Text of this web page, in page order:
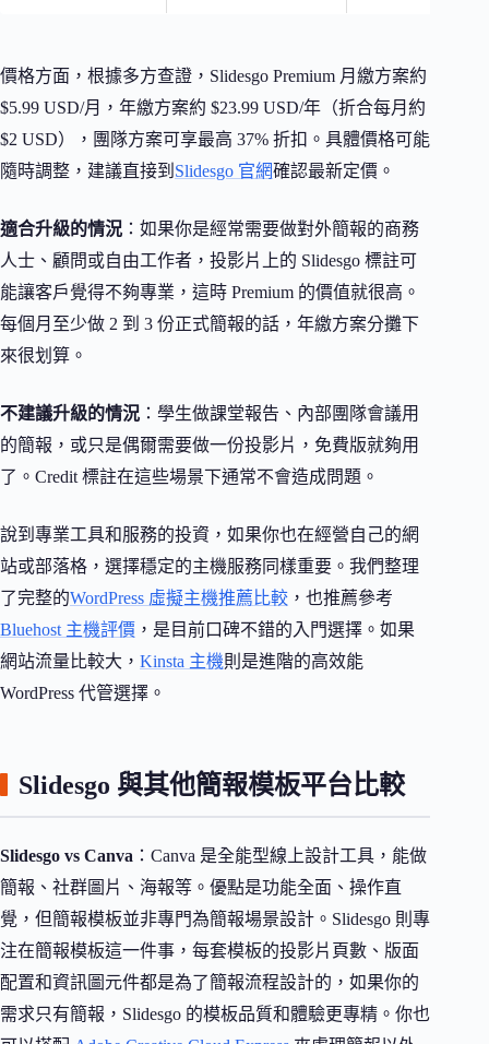
價格方面，根據多方查證，Slidesgo Premium 月繳方案約
$5.99 USD/月，年繳方案約 $23.99 USD/年（折合每月約
$2 USD），團隊方案可享最高 37% 折扣。具體價格可能
隨時調整，建議直接到 Slidesgo 官網確認最新定價。
適合升級的情況 ：如果你是經常需要做對外簡報的商務
人士、顧問或自由工作者，投影片上的 Slidesgo 標註可
能讓客戶覺得不夠專業，這時 Premium 的價值就很高。
每個月至少做 2 到 3 份正式簡報的話，年繳方案分攤下
來很划算。
不建議升級的情況 ：學生做課堂報告、內部團隊會議用
的簡報，或只是偶爾需要做一份投影片，免費版就夠用
了。Credit 標註在這些場景下通常不會造成問題。
說到專業工具和服務的投資，如果你也在經營自己的網
站或部落格，選擇穩定的主機服務同樣重要。我們整理
了完整的WordPress 虛擬主機推薦比較 ，也推薦參考
Bluehost 主機評價 ，是目前口碑不錯的入門選擇。如果
網站流量比較大， Kinsta 主機則是進階的高效能
WordPress 代管選擇。
Slidesgo 與其他簡報模板平台比較
Slidesgo vs Canva ：Canva 是全能型線上設計工具，能做
簡報、社群圖片、海報等。優點是功能全面、操作直
覺，但簡報模板並非專門為簡報場景設計。Slidesgo 則專
注在簡報模板這一件事，每套模板的投影片頁數、版面
配置和資訊圖元件都是為了簡報流程設計的，如果你的
需求只有簡報，Slidesgo 的模板品質和體驗更專精。你也